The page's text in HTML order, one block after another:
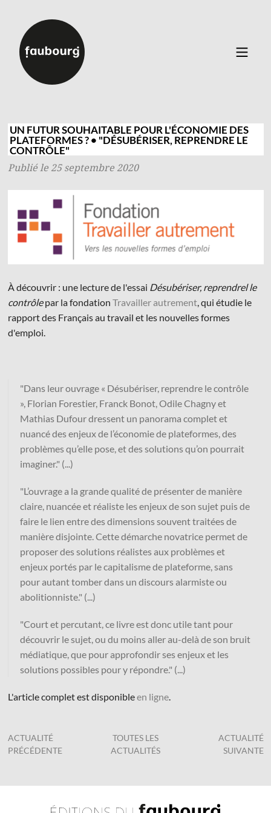
Auteurs
Événements
À propos
Contact
Connexion Inscription
Fondatrice :Sophie Caillat
•Mentions légales•Politique de confidentialité
UN FUTUR SOUHAITABLE POUR L'ÉCONOMIE DES
PLATEFORMES ? • "DÉSUBÉRISER, REPRENDRE LE
CONTRÔLE"
Publié le 25 septembre 2020
À découvrir : une lecture de l'essai Désubériser, reprendrel le
contrôlepar la fondation Travailler autrement, qui étudie le
rapport des Français au travail et les nouvelles formes
d'emploi.
"Dans leur ouvrage « Désubériser, reprendre le contrôle
», Florian Forestier, Franck Bonot, Odile Chagny et
Mathias Dufour dressent un panorama complet et
nuancé des enjeux de l’économie de plateformes, des
problèmes qu’elle pose, et des solutions qu’on pourrait
imaginer." (...)
"L’ouvrage a la grande qualité de présenter de manière
claire, nuancée et réaliste les enjeux de son sujet puis de
faire le lien entre des dimensions souvent traitées de
manière disjointe. Cette démarche novatrice permet de
proposer des solutions réalistes aux problèmes et
enjeux portés par le capitalisme de plateforme, sans
pour autant tomber dans un discours alarmiste ou
abolitionniste." (...)
"Court et percutant, ce livre est donc utile tant pour
découvrir le sujet, ou du moins aller au-delà de son bruit
médiatique, que pour approfondir ses enjeux et les
solutions possibles pour y répondre." (...)
L'article complet est disponibleen ligne.
ACTUALITÉ
PRÉCÉDENTE
TOUTES LES
ACTUALITÉS
ACTUALITÉ
SUIVANTE